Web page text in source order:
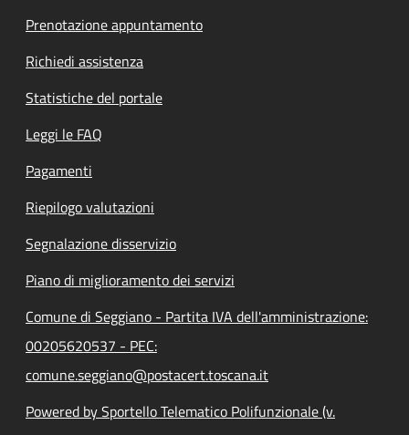
Prenotazione appuntamento
Richiedi assistenza
Statistiche del portale
Leggi le FAQ
Pagamenti
Riepilogo valutazioni
Segnalazione disservizio
Piano di miglioramento dei servizi
Comune di Seggiano - Partita IVA dell'amministrazione:
00205620537 - PEC:
comune.seggiano@postacert.toscana.it
Powered by Sportello Telematico Polifunzionale (v.